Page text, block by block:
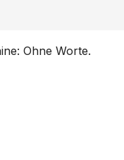
Ohne Worte.